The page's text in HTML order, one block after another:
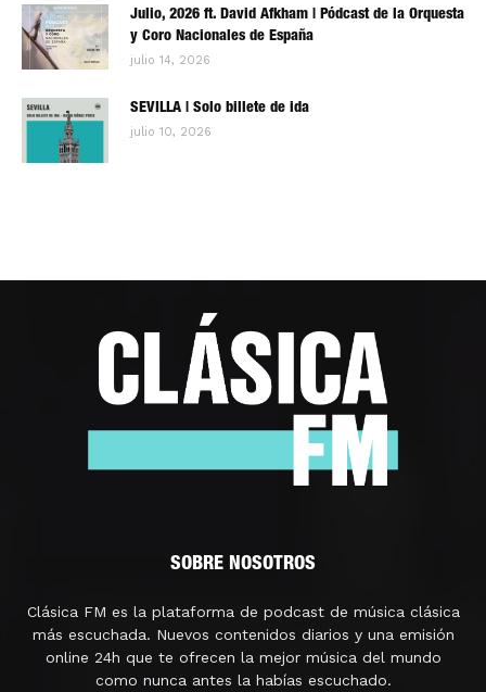
Julio, 2026 ft. David Afkham | Pódcast de la Orquesta
y Coro Nacionales de España
julio 14, 2026
SEVILLA | Solo billete de ida
julio 10, 2026
SOBRE NOSOTROS
Clásica FM es la plataforma de podcast de música clásica
más escuchada. Nuevos contenidos diarios y una emisión
online 24h que te ofrecen la mejor música del mundo
como nunca antes la habías escuchado.